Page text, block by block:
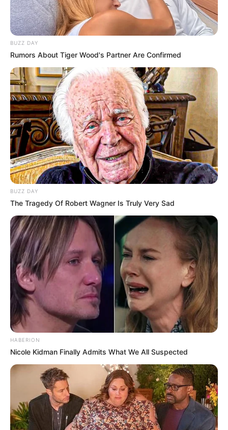
BUZZ DAY
Rumors About Tiger Wood's Partner Are Confirmed
BUZZ DAY
The Tragedy Of Robert Wagner Is Truly Very Sad
HABERION
Nicole Kidman Finally Admits What We All Suspected